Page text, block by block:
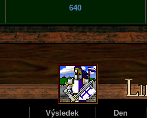
640
Výsledek
Den